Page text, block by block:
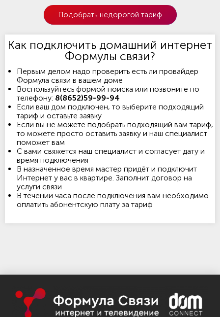
Подобрать недорогой тариф
Как подключить домашний интернет
Формулы связи?
Первым делом надо проверить есть ли провайдер
Формула связи в вашем доме
Воспользуйтесь формой поиска или позвоните по
телефону: 8(8652)59-99-94
Если ваш дом подключен, то выберите подходящий
тариф и оставьте заявку
Если вы не можете подобрать подходящий вам тариф,
то можете просто оставить заявку и наш специалист
поможет вам
С вами свяжется наш специалист и согласует дату и
время подключения
В назначенное время мастер придёт и подключит
Интернет у вас в квартире. Заполнит договор на
услуги связи
В течении часа после подключения вам необходимо
оплатить абонентскую плату за тариф